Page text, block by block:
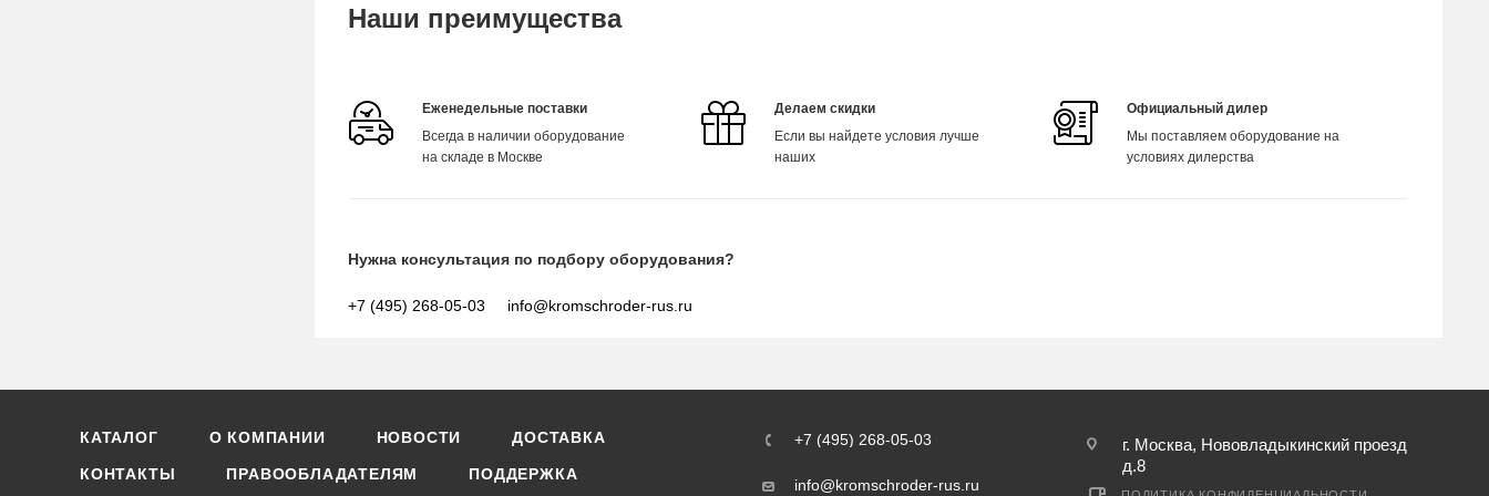
Наши преимущества
Еженедельные поставки
Всегда в наличии оборудование
на складе в Москве
Делаем скидки
Если вы найдете условия лучше
наших
Официальный дилер
Мы поставляем оборудование на
условиях дилерства
Нужна консультация по подбору оборудования?
+7 (495) 268-05-03 info@kromschroder-rus.ru
КАТАЛОГ О КОМПАНИИ НОВОСТИ ДОСТАВКА
КОНТАКТЫ ПРАВООБЛАДАТЕЛЯМ ПОДДЕРЖКА
+7 (495) 268-05-03
info@kromschroder-rus.ru
г. Москва, Нововладыкинский проезд
д.8